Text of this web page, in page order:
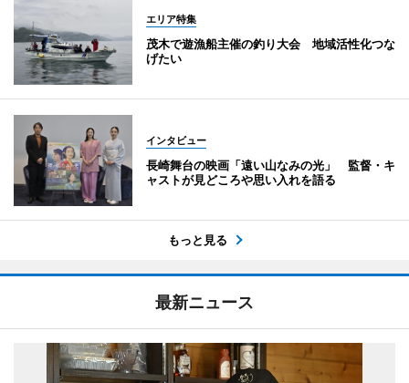
エリア特集
茂木で遊漁船主催の釣り大会 地域活性化つな
げたい
インタビュー
長崎舞台の映画「遠い山なみの光」 監督・キ
ャストが見どころや思い入れを語る
もっと見る
最新ニュース